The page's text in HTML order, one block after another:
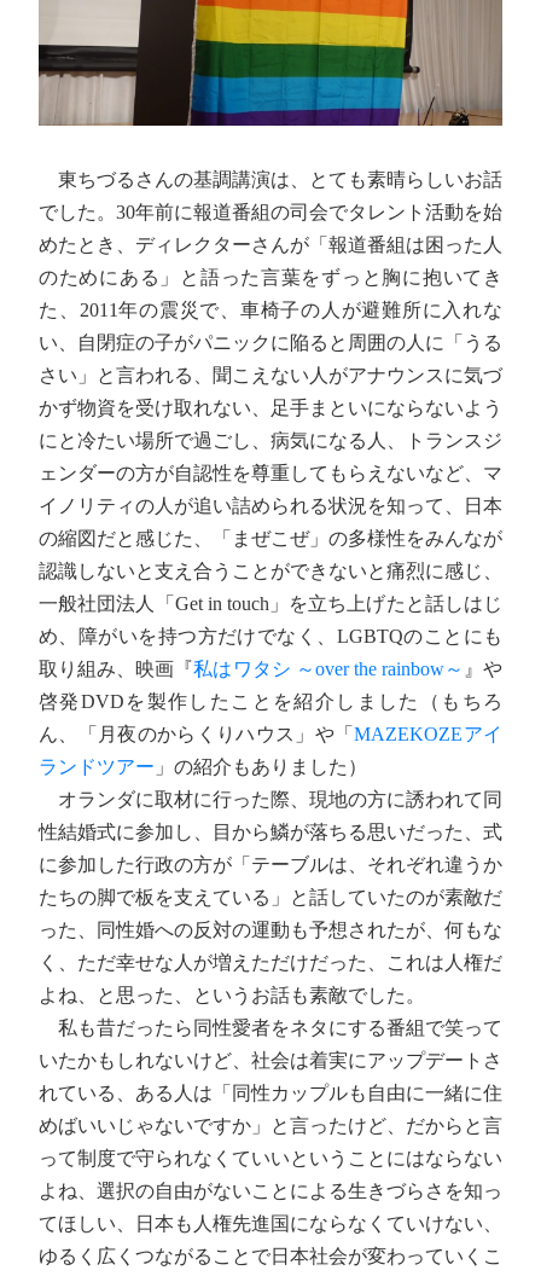
東ちづるさんの基調講演は、とても素晴らしいお話
でした。30年前に報道番組の司会でタレント活動を始
めたとき、ディレクターさんが「報道番組は困った人
のためにある」と語った言葉をずっと胸に抱いてき
た、2011年の震災で、車椅子の人が避難所に入れな
い、自閉症の子がパニックに陥ると周囲の人に「うる
さい」と言われる、聞こえない人がアナウンスに気づ
かず物資を受け取れない、足手まといにならないよう
にと冷たい場所で過ごし、病気になる人、トランスジ
ェンダーの方が自認性を尊重してもらえないなど、マ
イノリティの人が追い詰められる状況を知って、日本
の縮図だと感じた、「まぜこぜ」の多様性をみんなが
認識しないと支え合うことができないと痛烈に感じ、
一般社団法人「Get in touch」を立ち上げたと話しはじ
め、障がいを持つ方だけでなく、LGBTQのことにも
取り組み、映画『私はワタシ ～over the rainbow～ 』や
啓発DVDを製作したことを紹介しました（もちろ
ん、「月夜のからくりハウス」や「MAZEKOZEアイ
ランドツアー 」の紹介もありました）
オランダに取材に行った際、現地の方に誘われて同
性結婚式に参加し、目から鱗が落ちる思いだった、式
に参加した行政の方が「テーブルは、それぞれ違うか
たちの脚で板を支えている」と話していたのが素敵だ
った、同性婚への反対の運動も予想されたが、何もな
く、ただ幸せな人が増えただけだった、これは人権だ
よね、と思った、というお話も素敵でした。
私も昔だったら同性愛者をネタにする番組で笑って
いたかもしれないけど、社会は着実にアップデートさ
れている、ある人は「同性カップルも自由に一緒に住
めばいいじゃないですか」と言ったけど、だからと言
って制度で守られなくていいということにはならない
よね、選択の自由がないことによる生きづらさを知っ
てほしい、日本も人権先進国にならなくていけない、
ゆるく広くつながることで日本社会が変わっていくこ